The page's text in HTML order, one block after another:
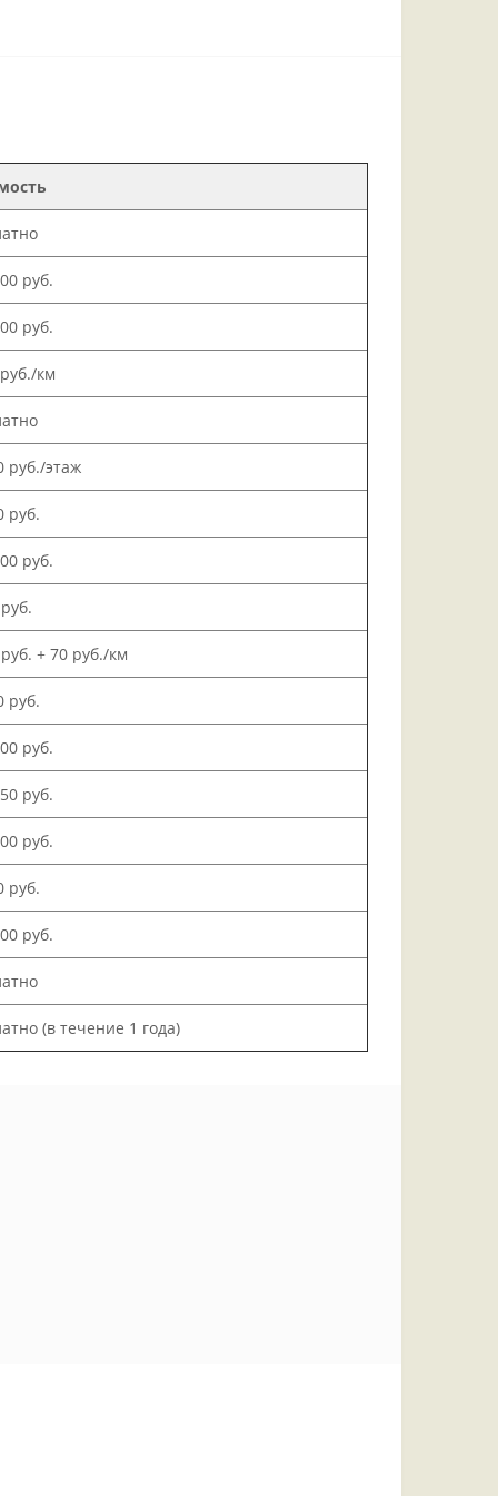
руб.
руб.
км
руб./этаж
руб.
руб.
+ 70 руб./км
руб.
руб.
руб.
руб.
руб.
руб.
(в течение 1 года)